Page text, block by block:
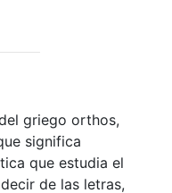
griego orthos,
significa
que estudia el
de las letras,